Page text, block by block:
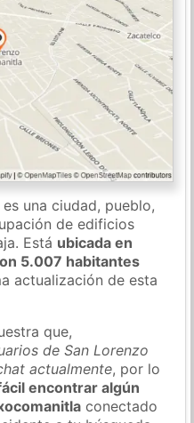
una ciudad, pueblo,
de edificios
Está ubicada en
5.007 habitantes
actualización de esta
que,
de San Lorenzo
actualmente, por lo
encontrar algún
conectado